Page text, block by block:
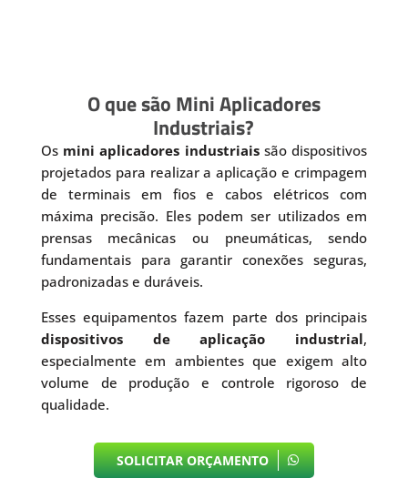
O que são Mini Aplicadores
Industriais?
Os mini aplicadores industriaissão dispositivos
projetados para realizar a aplicação e crimpagem
de terminais em fios e cabos elétricos com
máxima precisão. Eles podem ser utilizados em
prensas mecânicas ou pneumáticas, sendo
fundamentais para garantir conexões seguras,
padronizadas e duráveis.
Esses equipamentos fazem parte dos principais
dispositivos de aplicação industrial,
especialmente em ambientes que exigem alto
volume de produção e controle rigoroso de
qualidade.
SOLICITAR ORÇAMENTO